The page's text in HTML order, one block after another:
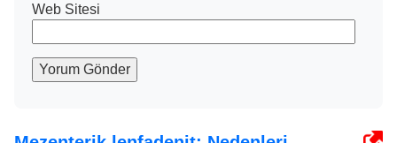
Web Sitesi
Yorum Gönder